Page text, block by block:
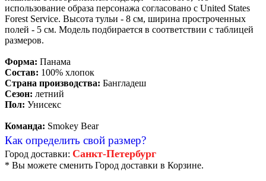
использование образа персонажа согласовано с United States
Forest Service. Высота тульи - 8 см, ширина простроченных
полей - 5 см. Модель подбирается в соответствии с таблицей
размеров.
Форма: Панама
Состав: 100% хлопок
Страна производства: Бангладеш
Сезон: летний
Пол: Унисекс
Команда: Smokey Bear
Как определить свой размер?
Город доставки: Санкт-Петербург
* Вы можете сменить Город доставки в Корзине.